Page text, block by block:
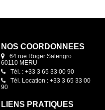
NOS COORDONNÉES
64 rue Roger Salengro
60110 MERU
Tél. : +33 3 65 33 00 90
Tél. Location : +33 3 65 33 00
90
LIENS PRATIQUES